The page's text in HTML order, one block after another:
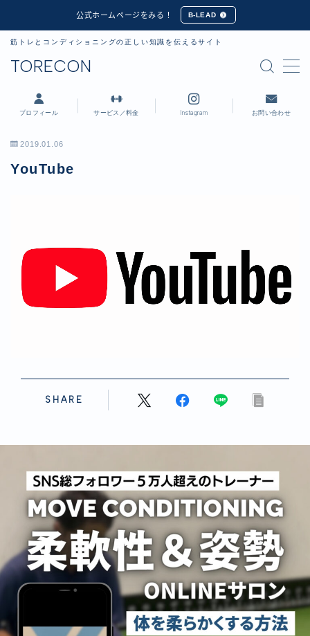
公式ホームページをみる！ B-LEAD
TORECON
筋トレとコンディショニングの正しい知識を伝えるサイト
MENU
プロフィール
公式ホームページ
プロフィール サービス／料金 Instagram お問い合わせ
2019.01.06
YouTube
SHARE